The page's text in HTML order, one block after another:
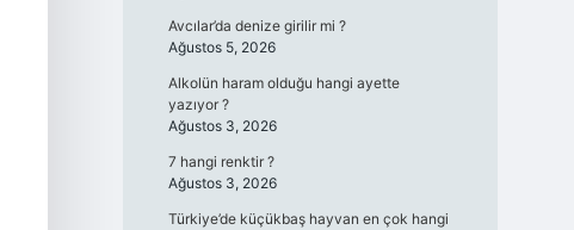
Avcılar’da denize girilir mi ?
Ağustos 5, 2026
Alkolün haram olduğu hangi ayette
yazıyor ?
Ağustos 3, 2026
7 hangi renktir ?
Ağustos 3, 2026
Türkiye’de küçükbaş hayvan en çok hangi